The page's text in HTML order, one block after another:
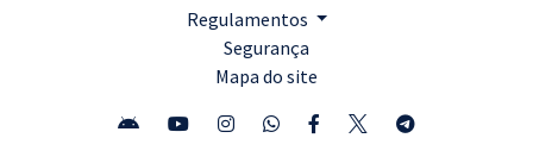
Regulamentos
Segurança
Mapa do site